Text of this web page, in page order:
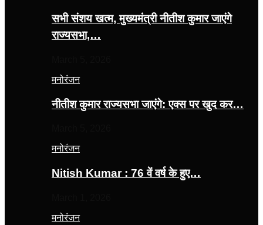
सभी संशय खत्म, मुख्यमंत्री नीतीश कुमार जाएंगे
राज्यसभा,…
मनोरंजन
नीतीश कुमार राज्यसभा जाएंगे: एक्स पर खुद कर…
मनोरंजन
Nitish Kumar : 76 वें वर्ष के हुए…
मनोरंजन